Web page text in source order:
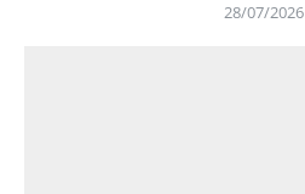
28/07/2026